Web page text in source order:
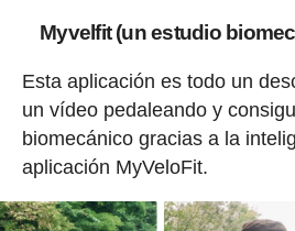
Myvelfit (un estudio
Esta aplicación es todo un
un vídeo pedaleando y
biomecánico gracias a la
aplicación MyVeloFit.